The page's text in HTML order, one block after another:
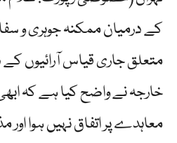
کے درمیان ممکنہ جوہری و
متعلق جاری قیاس آرائیوں کے
خارجہ نے واضح کیا ہے کہ
معاہدے پر اتفاق نہیں ہوا